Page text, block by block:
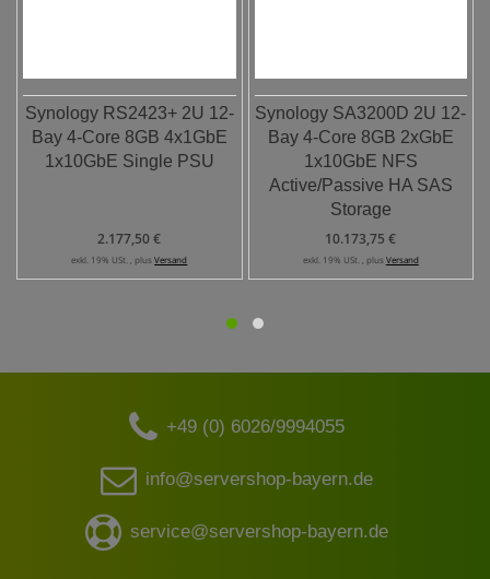
Synology RS2423+ 2U 12-
Bay 4-Core 8GB 4x1GbE
1x10GbE Single PSU
2.177,50 €
exkl. 19% USt. , plusVersand
Synology SA3200D 2U 12-
Bay 4-Core 8GB 2xGbE
1x10GbE NFS
Active/Passive HA SAS
Storage
10.173,75 €
exkl. 19% USt. , plus Versand
+49 (0) 6026/9994055
info@servershop-bayern.de
service@servershop-bayern.de